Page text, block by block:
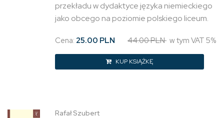
przekładu w dydaktyce języka niemieckiego
jako obcego na poziomie polskiego liceum.
Cena: 25.00 PLN 44.00 PLN w tym VAT 5%
KUP KSIĄŻKĘ
Rafał Szubert